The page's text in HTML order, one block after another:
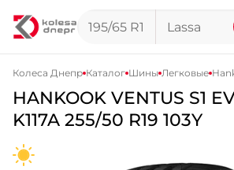
+38
+38
Колеса Днепр Каталог Шины Легковые
HANKOOK VENTUS S1
K117A 255/50 R19 103Y